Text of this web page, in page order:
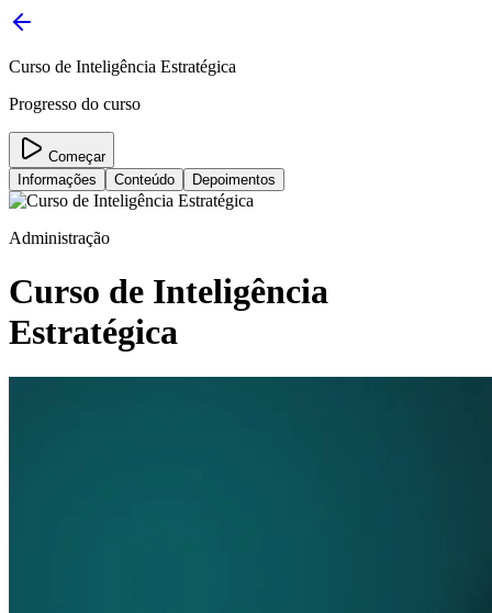
Curso de Inteligência Estratégica
Progresso do curso
Começar
Informações
Conteúdo Depoimentos
Administração
Curso de Inteligência
Estratégica